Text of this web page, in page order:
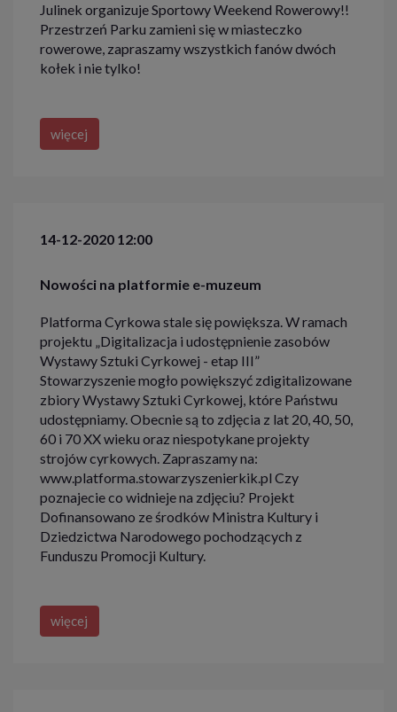
Julinek organizuje Sportowy Weekend Rowerowy!!
Przestrzeń Parku zamieni się w miasteczko
rowerowe, zapraszamy wszystkich fanów dwóch
kołek i nie tylko!
więcej
14-12-2020 12:00
Nowości na platformie e-muzeum
Platforma Cyrkowa stale się powiększa. W ramach
projektu „Digitalizacja i udostępnienie zasobów
Wystawy Sztuki Cyrkowej - etap III”
Stowarzyszenie mogło powiększyć zdigitalizowane
zbiory Wystawy Sztuki Cyrkowej, które Państwu
udostępniamy. Obecnie są to zdjęcia z lat 20, 40, 50,
60 i 70 XX wieku oraz niespotykane projekty
strojów cyrkowych. Zapraszamy na:
www.platforma.stowarzyszenierkik.pl Czy
poznajecie co widnieje na zdjęciu? Projekt
Dofinansowano ze środków Ministra Kultury i
Dziedzictwa Narodowego pochodzących z
Funduszu Promocji Kultury.
więcej